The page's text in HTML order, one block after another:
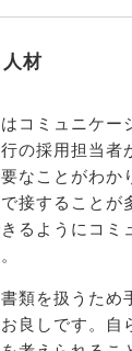
材
コミュニケー
の採用担当者
なことがわか
接することが
るようにコミ
類を扱うため
良しです。自